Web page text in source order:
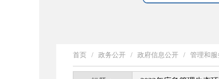
首页 / 政务公开 / 政府信息公开 / 管理和